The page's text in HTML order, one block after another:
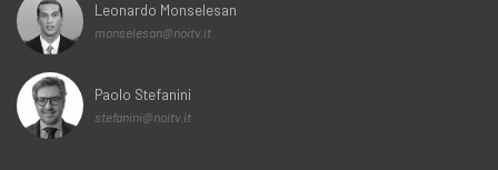
Leonardo Monselesan
monselesan@noitv.it
Paolo Stefanini
stefanini@noitv.it